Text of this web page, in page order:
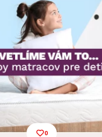
regeneráciu.
0